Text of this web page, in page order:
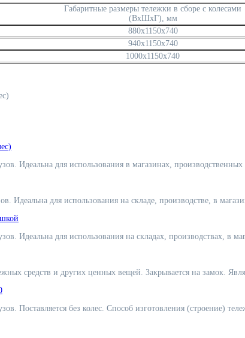
Габаритные размеры тележки в сборе с колесами
(ВxШxГ), мм
880x1150x740
940x1150x740
1000x1150x740
Идеальна для использования в магазинах,
Идеальна для использования на складе, производстве, в
Идеальна для использования на складах, производствах, в
средств и других ценных вещей. Закрывается на замок.
Поставляется без колес. Способ изготовления (строение)